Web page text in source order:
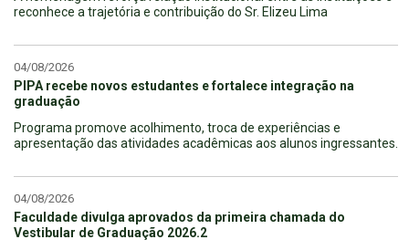
reconhece a trajetória e contribuição do Sr. Elizeu Lima
04/08/2026
PIPA recebe novos estudantes e fortalece integração na
graduação
Programa promove acolhimento, troca de experiências e
apresentação das atividades acadêmicas aos alunos ingressantes.
04/08/2026
Faculdade divulga aprovados da primeira chamada do
Vestibular de Graduação 2026.2